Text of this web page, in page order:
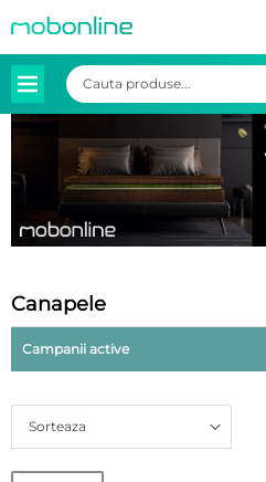
Products
search
Canapele
Campanii active
Sorteaza